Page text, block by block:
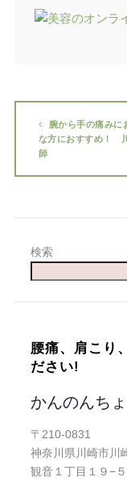
腕から手の痛みに
な方におすすめ！
師
検索
腰痛、肩こり
ださい!
かんのんち
〒210-0831
神奈川県川崎市川
観音１丁目１９−